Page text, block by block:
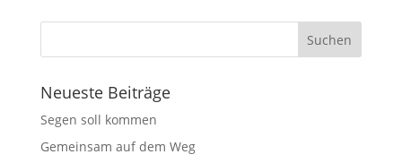
Neueste Beiträge
Segen soll kommen
Gemeinsam auf dem Weg